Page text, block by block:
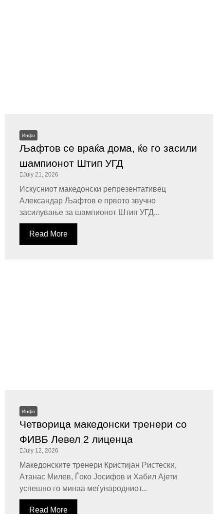
Инфо
Љафтов се враќа дома, ќе го засили
шампионот Штип УГД
July 21, 2026
Искусниот македонски репрезентативец
Александар Љафтов е првото звучно
засилување за шампионот Штип УГД...
Read More
Инфо
Четворица македонски тренери со
ФИВБ Левел 2 лиценца
July 12, 2026
Македонските тренери Кристијан Ристески,
Атанас Милев, Ѓоко Јосифов и Хабил Ајети
успешно го минаа меѓународниот...
Read More